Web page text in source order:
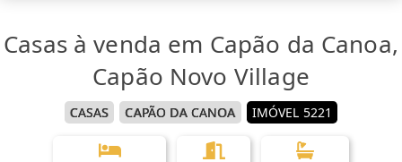
Casas à venda em Capão da Canoa,
Capão Novo Village
CASAS CAPÃO DA CANOA IMÓVEL 5221